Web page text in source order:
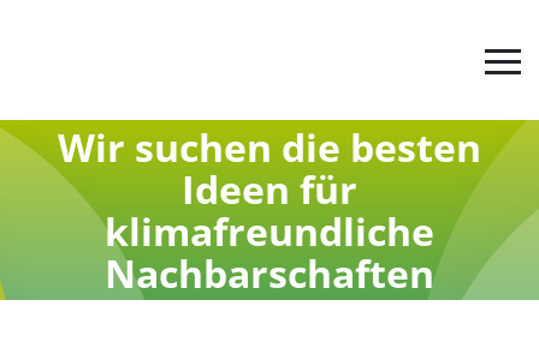
Wir suchen die besten
Ideen für
klimafreundliche
Nachbarschaften
Jetzt abstimmen
Der Ideenwettbewerb